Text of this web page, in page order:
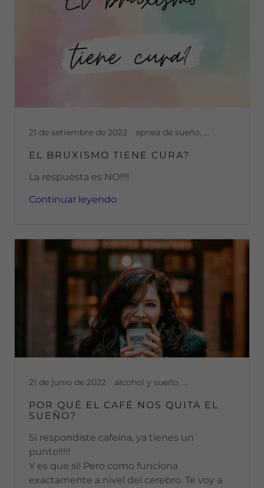
21 de setiembre de 2022 apnea de sueño, ATM, baby tooth, botox, bruxismo, disfuncion, disfuncion temporomandibular, dolor
EL BRUXISMO TIENE CURA?
La respuesta es NO!!!!
Continuar leyendo
21 de junio de 2022 alcohol y sueño, alimentación, buenos hábitos, cerebro, dolor articular, dolor cronico, dolor muscular, dopamina, melatonina, neurociencia
POR QUÉ EL CAFÉ NOS QUITA EL
SUEÑO?
Si respondiste cafeína, ya tienes un
punto!!!!!
Y es que si! Pero como funciona
exactamente a nivel del cerebro. Te voy a